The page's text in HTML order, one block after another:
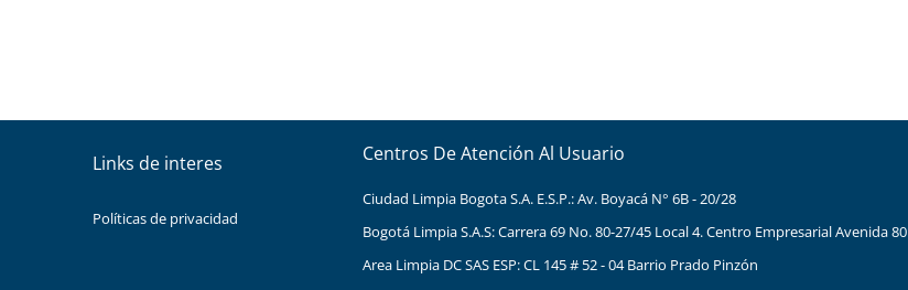
Links de interes
Políticas de privacidad
Centros De Atención Al Usuario
Ciudad Limpia Bogota S.A. E.S.P.: Av. Boyacá N° 6B - 20/28
Bogotá Limpia S.A.S: Carrera 69 No. 80-27/45 Local 4. Centro Empresarial Avenida 80
Area Limpia DC SAS ESP: CL 145 # 52 - 04 Barrio Prado Pinzón